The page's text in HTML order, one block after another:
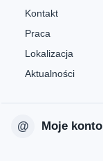
Kontakt
Praca
Lokalizacja
Aktualności
Moje konto